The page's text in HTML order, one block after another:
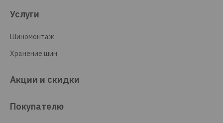
Услуги
Шиномонтаж
Хранение шин
Акции и скидки
Покупателю